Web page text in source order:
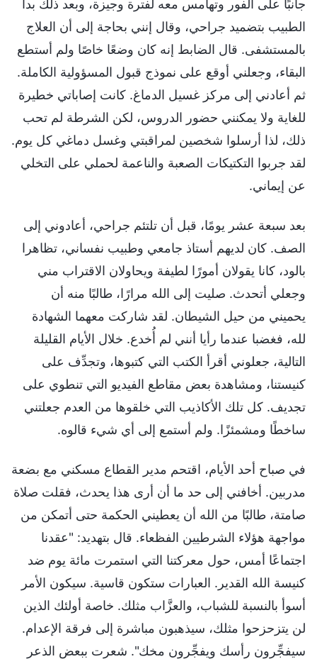
جانبًا على الفور وتهامس معه لفترة وجيزة، وبعد ذلك بدأ
الطبيب بتضميد جراحي، وقال إنني بحاجة إلى أن العلاج
بالمستشفى. قال الضابط إنه كان وضعًا خاصًا ولم أستطع
البقاء، وجعلني أوقع على نموذج قبول المسؤولية الكاملة.
ثم أعادني إلى مركز غسيل الدماغ. كانت إصاباتي خطيرة
للغاية ولا يمكنني حضور الدروس، لكن الشرطة لم تحب
ذلك، لذا أرسلوا شخصين لمراقبتي وغسل دماغي كل يوم.
لقد جربوا التكتيكات الصعبة والناعمة لحملي على التخلي
عن إيماني.
بعد سبعة عشر يومًا، قبل أن تلتئم جراحي، أعادوني إلى
الصف. كان لديهم أستاذ جامعي وطبيب نفساني، تظاهرا
بالود، كانا يقولان أمورًا لطيفة ويحاولان الاقتراب مني
وجعلي أتحدث. صليت إلى الله مرارًا، طالبًا منه أن
يحميني من حيل الشيطان. لقد شاركت معهما الشهادة
لله، فغضبا عندما رأيا أنني لم أُخدع. خلال الأيام القليلة
التالية، جعلوني أقرأ الكتب التي كتبوها، وتجدِّف على
كنيستنا، ومشاهدة بعض مقاطع الفيديو التي تنطوي على
تجديف. كل تلك الأكاذيب التي خلقوها من العدم جعلتني
ساخطًا ومشمئزًا. ولم أستمع إلى أي شيء قالوه.
في صباح أحد الأيام، اقتحم مدير القطاع مسكني مع بضعة
مدربين. أخافني إلى حد ما أن أرى هذا يحدث، فقلت صلاة
صامتة، طالبًا من الله أن يعطيني الحكمة حتى أتمكن من
مواجهة هؤلاء الشرطيين الفظعاء. قال بتهديد: "عقدنا
اجتماعًا أمس، حول معركتنا التي استمرت مائة يوم ضد
كنيسة الله القدير. العبارات ستكون قاسية. سيكون الأمر
أسوأ بالنسبة للشباب، والعزَّاب مثلك. خاصة أولئك الذين
لن يتزحزحوا مثلك، سيذهبون مباشرة إلى فرقة الإعدام.
سيفجِّرون رأسك ويفجِّرون مخك". شعرت ببعض الذعر